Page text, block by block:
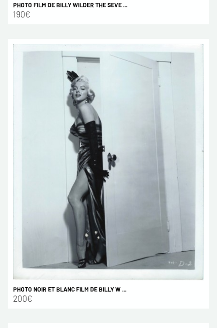
PHOTO FILM DE BILLY WILDER THE SEVE ...
190€
PHOTO NOIR ET BLANC FILM DE BILLY W ...
200€